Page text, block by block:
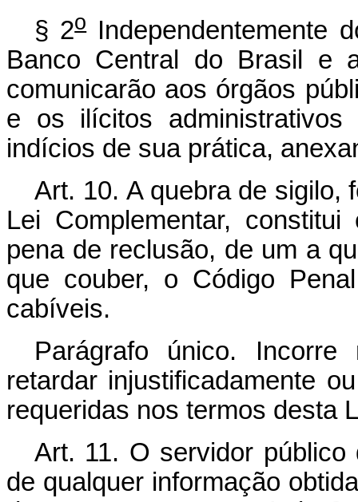
§ 2oIndependentemente
Banco Central do Brasil e
comunicarão aos órgãos
e os ilícitos
indícios de sua prática,
Art. 10. A quebra de sigilo,
Lei Complementar,
pena de reclusão, de um a
que couber, o Código
cabíveis.
Parágrafo único.
retardar injustificadamente
requeridas nos termos desta
Art. 11. O servidor público
de qualquer informação